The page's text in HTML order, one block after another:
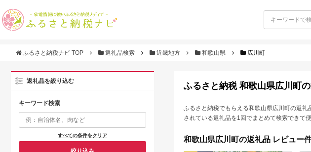
ふるさと納税ナビ TOP 返礼品検索 近畿地方 和歌山県 広川町
返礼品を絞り込む
キーワード検索
すべての条件をクリア
ふるさと納税 和歌山県広川町
ふるさと納税でもらえる和歌山県広川町の返
されている返礼品を1回でまとめて検索できて便
和歌山県広川町の返礼品 レビュー